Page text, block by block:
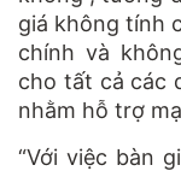
giá không tính
chính và
cho tất cả các
nhằm hỗ trợ
“Với việc bàn